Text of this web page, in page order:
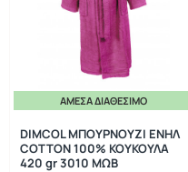
ΆΜΕΣΑ ΔΙΑΘΈΣΙΜΟ
DIMCOL ΜΠΟΥΡΝΟΥΖΙ ΕΝΗΛ
COTTON 100% ΚΟΥΚΟΥΛΑ
420 gr 3010 ΜΩΒ